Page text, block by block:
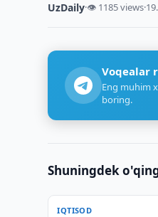
UzDaily·👁 1185 views·
Voqealar
Eng muhim
boring.
Shuningdek
IQTISOD